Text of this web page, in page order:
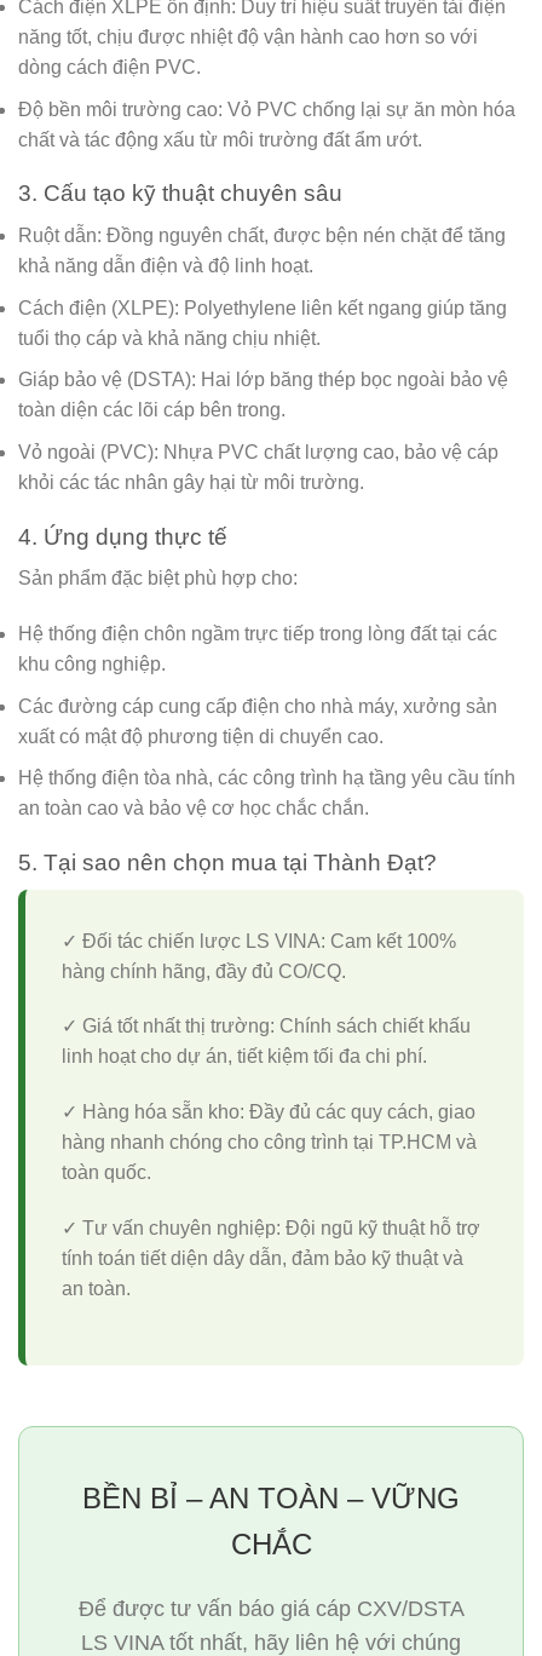
Cách điện XLPE ổn định: Duy trì hiệu suất truyền tải điện
năng tốt, chịu được nhiệt độ vận hành cao hơn so với
dòng cách điện PVC.
Độ bền môi trường cao: Vỏ PVC chống lại sự ăn mòn hóa
chất và tác động xấu từ môi trường đất ẩm ướt.
3. Cấu tạo kỹ thuật chuyên sâu
Ruột dẫn: Đồng nguyên chất, được bện nén chặt để tăng
khả năng dẫn điện và độ linh hoạt.
Cách điện (XLPE): Polyethylene liên kết ngang giúp tăng
tuổi thọ cáp và khả năng chịu nhiệt.
Giáp bảo vệ (DSTA): Hai lớp băng thép bọc ngoài bảo vệ
toàn diện các lõi cáp bên trong.
Vỏ ngoài (PVC): Nhựa PVC chất lượng cao, bảo vệ cáp
khỏi các tác nhân gây hại từ môi trường.
4. Ứng dụng thực tế
Sản phẩm đặc biệt phù hợp cho:
Hệ thống điện chôn ngầm trực tiếp trong lòng đất tại các
khu công nghiệp.
Các đường cáp cung cấp điện cho nhà máy, xưởng sản
xuất có mật độ phương tiện di chuyển cao.
Hệ thống điện tòa nhà, các công trình hạ tầng yêu cầu tính
an toàn cao và bảo vệ cơ học chắc chắn.
5. Tại sao nên chọn mua tại Thành Đạt?
✓ Đối tác chiến lược LS VINA: Cam kết 100%
hàng chính hãng, đầy đủ CO/CQ.
✓ Giá tốt nhất thị trường: Chính sách chiết khấu
linh hoạt cho dự án, tiết kiệm tối đa chi phí.
✓ Hàng hóa sẵn kho: Đầy đủ các quy cách, giao
hàng nhanh chóng cho công trình tại TP.HCM và
toàn quốc.
✓ Tư vấn chuyên nghiệp: Đội ngũ kỹ thuật hỗ trợ
tính toán tiết diện dây dẫn, đảm bảo kỹ thuật và
an toàn.
BỀN BỈ – AN TOÀN – VỮNG
CHẮC
Để được tư vấn báo giá cáp CXV/DSTA
LS VINA tốt nhất, hãy liên hệ với chúng